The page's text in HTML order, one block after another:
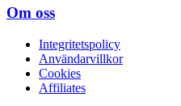
Om oss
Integritetspolicy
Användarvillkor
Cookies
Affiliates